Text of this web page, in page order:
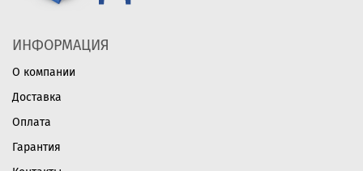
ИНФОРМАЦИЯ
О компании
Доставка
Оплата
Гарантия